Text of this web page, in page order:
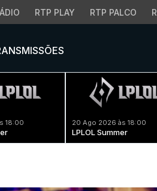
RTP PLAY RTP PALCO
18:00 20 Ago 2026 às 18:00
LPLOL Summer